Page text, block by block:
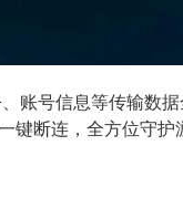
账号信息等传输数
断连，全方位守护